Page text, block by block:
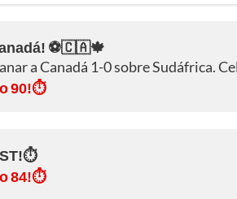
⚽🇨🇦🍁
a Canadá 1-0 sobre Sudáfrica.
90!⏱️
ST!⏱️
84!⏱️